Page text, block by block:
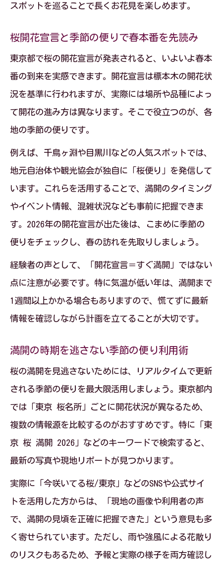
スポットを巡ることで長くお花見を楽しめます。
桜開花宣言と季節の便りで春本番を先読み
東京都で桜の開花宣言が発表されると、いよいよ春本
番の到来を実感できます。開花宣言は標本木の開花状
況を基準に行われますが、実際には場所や品種によっ
て開花の進み方は異なります。そこで役立つのが、各
地の季節の便りです。
例えば、千鳥ヶ淵や目黒川などの人気スポットでは、
地元自治体や観光協会が独自に「桜便り」を発信して
います。これらを活用することで、満開のタイミング
やイベント情報、混雑状況なども事前に把握できま
す。2026年の開花宣言が出た後は、こまめに季節の
便りをチェックし、春の訪れを先取りしましょう。
経験者の声として、「開花宣言＝すぐ満開」ではない
点に注意が必要です。特に気温が低い年は、満開まで
1週間以上かかる場合もありますので、慌てずに最新
情報を確認しながら計画を立てることが大切です。
満開の時期を逃さない季節の便り利用術
桜の満開を見逃さないためには、リアルタイムで更新
される季節の便りを最大限活用しましょう。東京都内
では「東京 桜名所」ごとに開花状況が異なるため、
複数の情報源を比較するのがおすすめです。特に「東
京 桜 満開 2026」などのキーワードで検索すると、
最新の写真や現地リポートが見つかります。
実際に「今咲いてる桜/東京」などのSNSや公式サイ
トを活用した方からは、「現地の画像や利用者の声
で、満開の見頃を正確に把握できた」という意見も多
く寄せられています。ただし、雨や強風による花散り
のリスクもあるため、予報と実際の様子を両方確認し